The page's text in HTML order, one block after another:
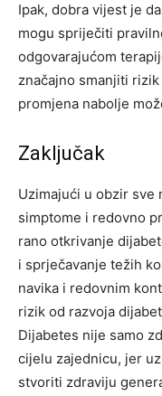
Ipak, dobra vijest je
mogu spriječiti
odgovarajućom
značajno smanjiti
promjena nabolje
Zaključak
Uzimajući u obzir sve
simptome i redovno
rano otkrivanje
i sprječavanje težih
navika i redovnim
rizik od razvoja
Dijabetes nije samo
cijelu zajednicu, jer
stvoriti zdraviju